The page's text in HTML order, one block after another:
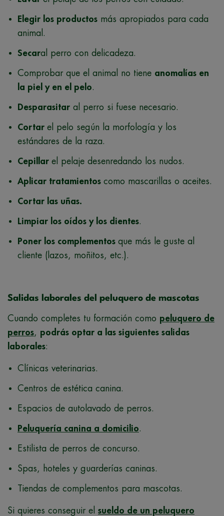
Elegir los productos más apropiados para cada
animal.
Secaral perro con delicadeza.
Comprobar que el animal no tiene anomalías en
la piel y en el pelo.
Desparasitar al perro si fuese necesario.
Cortar el pelo según la morfología y los
estándares de la raza.
Cepillar el pelaje desenredando los nudos.
Aplicar tratamientos como mascarillas o aceites.
Cortar las uñas.
Limpiar los oídos y los dientes.
Poner los complementos que más le guste al
cliente (lazos, moñitos, etc.).
Salidas laborales del peluquero de mascotas
Cuando completes tu formación como peluquero de
perros, podrás optar a las siguientes salidas
laborales:
Clínicas veterinarias.
Centros de estética canina.
Espacios de autolavado de perros.
Peluquería canina a domicilio.
Estilista de perros de concurso.
Spas, hoteles y guarderías caninas.
Tiendas de complementos para mascotas.
Si quieres conseguir el sueldo de un peluquero